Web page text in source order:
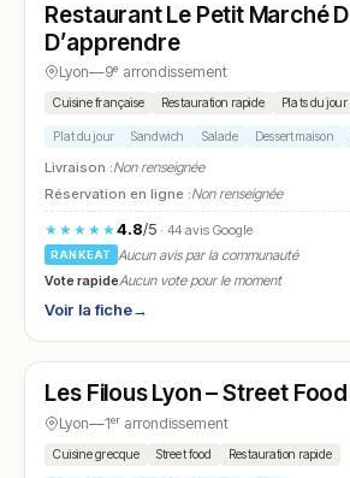
N° 14
Restaurant Le Petit Marché
D’apprendre
Lyon—9ᵉ arrondissement
Cuisine française Restauration rapide Plats du jour
Plat du jour Sandwich Salade Dessert maison
Livraison :Non renseignée
Réservation en ligne :Non renseignée
★★★★★4.8/5· 44 avis Google
RANKEAT
Aucun avis par la communauté
Vote rapideAucun vote pour le moment
Voir la fiche→
N° 15
Les Filous Lyon – Street
Lyon—1ᵉʳ arrondissement
Cuisine grecque Street food Restauration rapide